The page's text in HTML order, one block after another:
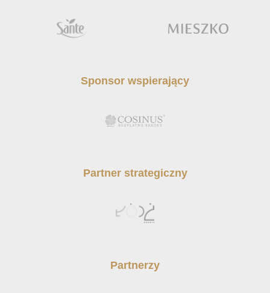
Sponsor wspierający
Partner strategiczny
Partnerzy